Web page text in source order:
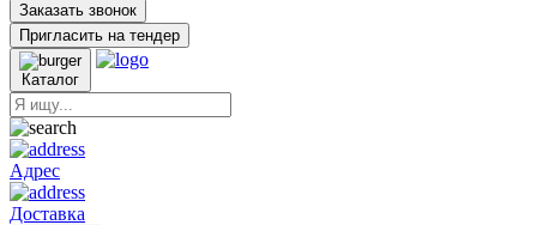
Заказать звонок
Пригласить на тендер
Каталог
Адрес
Доставка